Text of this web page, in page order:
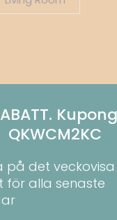
QKWCM2KC
på det veckovisa
för alla senaste